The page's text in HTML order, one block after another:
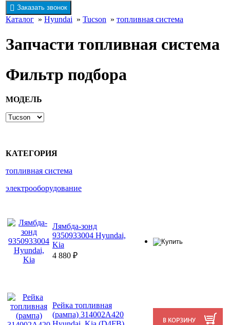
Заказать звонок
Каталог » Hyundai » Tucson » топливная система
Запчасти топливная система
Фильтр подбора
МОДЕЛЬ
КАТЕГОРИЯ
топливная система
электрооборудование
Лямбда-зонд
9350933004 Hyundai,
Kia
4 880 ₽
Рейка топливная
(рампа) 314002A420